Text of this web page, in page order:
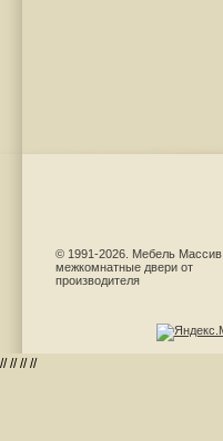
© 1991-2026. Мебель Массив
межкомнатные двери от
производителя
////////